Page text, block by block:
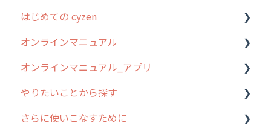
はじめての cyzen
0. はじめてのcyzenの使い方
1. cyzenについて知ろう
2. 主要機能の概要
3. cyzenの位置情報取得について
オンラインマニュアル
管理サイトの使い始め
ユーザー・グループ管理
行動管理
オンラインマニュアル_アプリ
アプリの使い始め
ホーム画面
やりたいことから探す
行動管理
さらに使いこなすために